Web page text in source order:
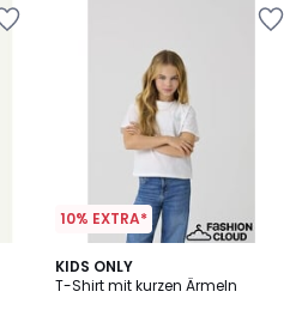
10% EXTRA*
KIDS ONLY
T-Shirt mit kurzen Ärmeln
2
Farben